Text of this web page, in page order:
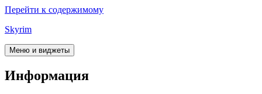
Перейти к содержимому
Skyrim
Меню и виджеты
Информация